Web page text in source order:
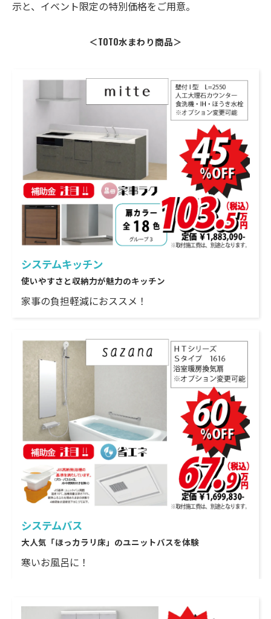
示と、イベント限定の特別価格をご用意。
＜TOTO水まわり商品＞
システムキッチン
使いやすさと収納力が魅力のキッチン
家事の負担軽減におススメ！
システムバス
大人気「ほっカラリ床」のユニットバスを体験
寒いお風呂に！